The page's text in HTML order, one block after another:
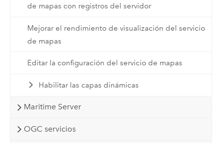
de mapas con registros del servidor
Mejorar el rendimiento de visualización del servicio
de mapas
Editar la configuración del servicio de mapas
Habilitar las capas dinámicas
Maritime Server
OGC servicios